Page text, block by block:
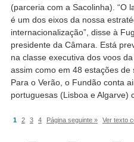
(parceria com a Sacolinha). “O
é um dos eixos da nossa
internacionalização”, disse à
presidente da Câmara. Está
na classe executiva dos voos
assim como em 48 estações de
Para o Verão, o Fundão conta
portuguesas (Lisboa e Algarve)
1 2 3 4 Página seguinte » Ver texto